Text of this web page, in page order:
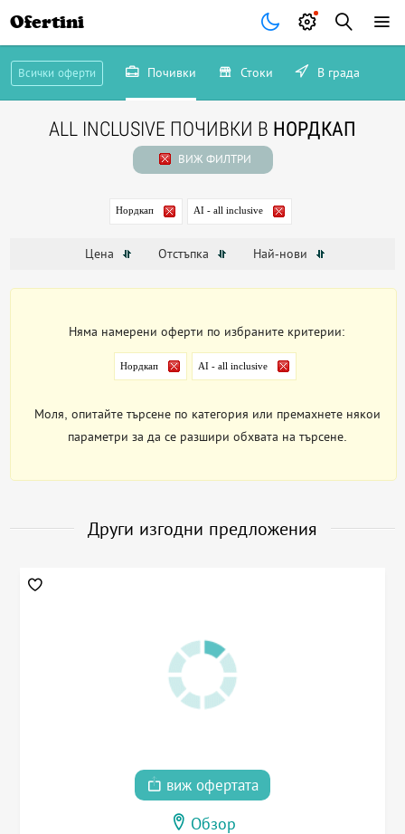
Ofertini
Всички оферти Почивки Стоки В града
ALL INCLUSIVE ПОЧИВКИ В НОРДКАП
ВИЖ ФИЛТРИ
Нордкап AI - all inclusive
Цена Отстъпка Най-нови
Няма намерени оферти по избраните критерии:
Нордкап AI - all inclusive
Моля, опитайте търсене по категория или премахнете някои
параметри за да се разшири обхвата на търсене.
Други изгодни предложения
виж офертата
Обзор